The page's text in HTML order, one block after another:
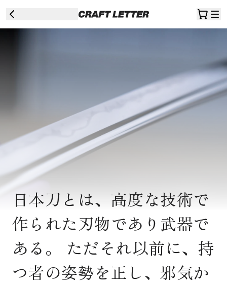
日本刀とは、高度な技術で
作られた刃物であり武器で
ある。 ただそれ以前に、持
つ者の姿勢を正し、邪気か